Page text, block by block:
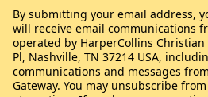
By submitting your email address,
will receive email communications
operated by HarperCollins
Pl, Nashville, TN 37214 USA,
communications and messages
Gateway. You may unsubscribe